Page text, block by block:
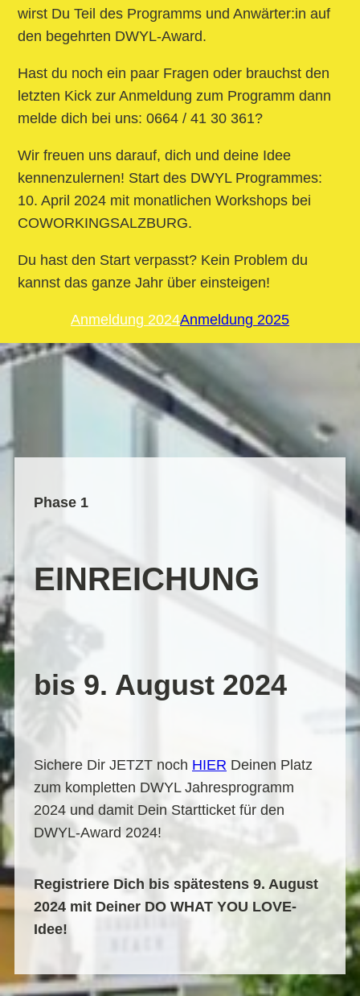
wirst Du Teil des Programms und Anwärter:in auf
den begehrten DWYL-Award.
Hast du noch ein paar Fragen oder brauchst den
letzten Kick zur Anmeldung zum Programm dann
melde dich bei uns: 0664 / 41 30 361?
Wir freuen uns darauf, dich und deine Idee
kennenzulernen! Start des DWYL Programmes:
10. April 2024 mit monatlichen Workshops bei
COWORKINGSALZBURG.
Du hast den Start verpasst? Kein Problem du
kannst das ganze Jahr über einsteigen!
Anmeldung 2024Anmeldung 2025
Phase 1
EINREICHUNG
bis 9. August 2024
Sichere Dir JETZT noch HIER Deinen Platz
zum kompletten DWYL Jahresprogramm
2024 und damit Dein Startticket für den
DWYL-Award 2024!
Registriere Dich bis spätestens 9. August
2024 mit Deiner DO WHAT YOU LOVE-
Idee!